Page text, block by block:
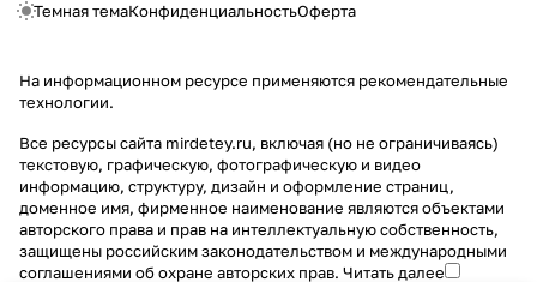
Темная темаКонфиденциальностьОферта
На информационном ресурсе применяются рекомендательные
технологии.
Все ресурсы сайта mirdetey.ru, включая (но не ограничиваясь)
текстовую, графическую, фотографическую и видео
информацию, структуру, дизайн и оформление страниц,
доменное имя, фирменное наименование являются объектами
авторского права и прав на интеллектуальную собственность,
защищены российским законодательством и международными
соглашениями об охране авторских прав. Читать далее